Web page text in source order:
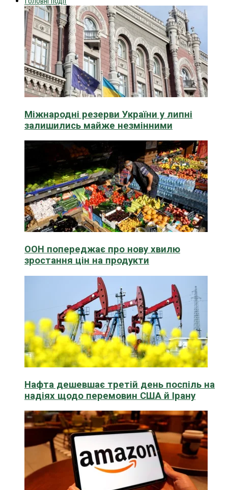
Міжнародні резерви України у липні
залишились майже незмінними
ООН попереджає про нову хвилю
зростання цін на продукти
Нафта дешевшає третій день поспіль на
надіях щодо перемовин США й Ірану